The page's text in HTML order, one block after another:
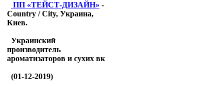
ПП «ТЕЙСТ-ДИЗАЙН» -
Country / City, Украина,
Киев.
Украинский
производитель
ароматизаторов и сухих вк
(01-12-2019)